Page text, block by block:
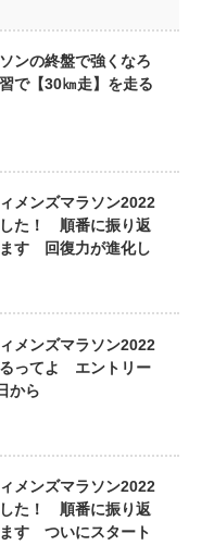
ンの終盤で強くなろ
で【30㎞走】を走る
メンズマラソン2022
た！ 順番に振り返
す 回復力が進化し
メンズマラソン2022
ってよ エントリー
から
メンズマラソン2022
た！ 順番に振り返
す ついにスタート